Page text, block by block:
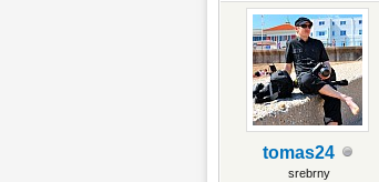
tomas24
srebrny